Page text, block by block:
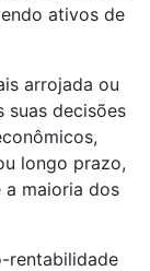
ativos de
arrojada ou
suas decisões
longo prazo,
maioria dos
rentabilidade